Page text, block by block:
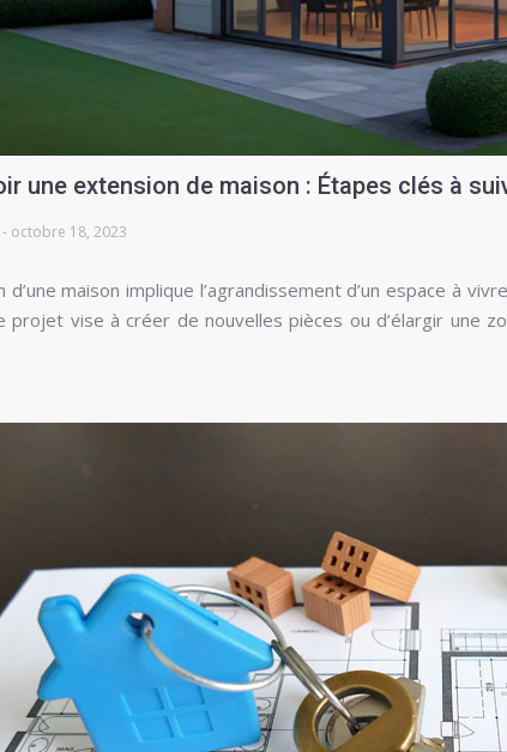
une extension de maison : Étapes clés à
octobre 18, 2023
d’une maison implique l’agrandissement d’un espace à
projet vise à créer de nouvelles pièces ou d’élargir une